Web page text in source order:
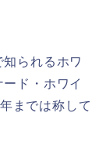
られるホワ
ド・ホワイ
までは称して